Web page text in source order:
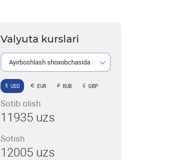
Valyuta kurslari
Ayirboshlash shoxobchasida
USD EUR RUB GBP
Sotib olish
11935 uzs
Sotish
12005 uzs